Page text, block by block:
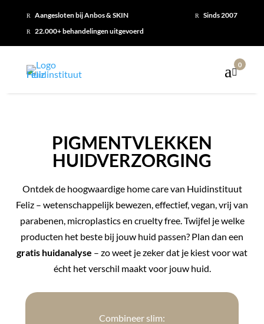
R Aangesloten bij Anbos & SKIN R Sinds 2007
R 22.000+ behandelingen uitgevoerd

0
PIGMENTVLEKKEN
HUIDVERZORGING
Ontdek de hoogwaardige home care van Huidinstituut
Feliz – wetenschappelijk bewezen, effectief, vegan, vrij van
parabenen, microplastics en cruelty free. Twijfel je welke
producten het beste bij jouw huid passen? Plan dan een
gratis huidanalyse – zo weet je zeker dat je kiest voor wat
écht het verschil maakt voor jouw huid.
Combineer slim: